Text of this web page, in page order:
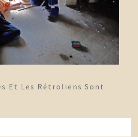
Et Les Rétroliens Sont